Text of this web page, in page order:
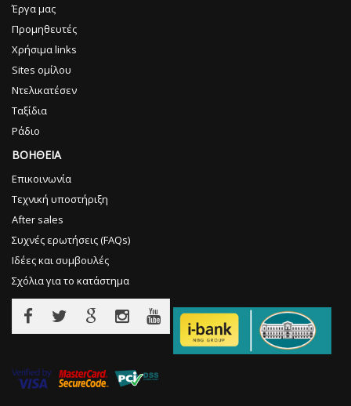
Έργα μας
Προμηθευτές
Χρήσιμα links
Sites ομίλου
Ντελικατέσεν
Ταξίδια
Ράδιο
ΒΟΗΘΕΙΑ
Επικοινωνία
Τεχνική υποστήριξη
After sales
Συχνές ερωτήσεις (FAQs)
Ιδέες και συμβουλές
Σχόλια για το κατάστημα